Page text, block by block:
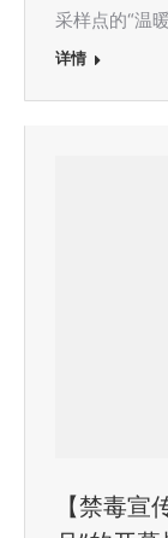
采样点的“温
详情
【禁毒